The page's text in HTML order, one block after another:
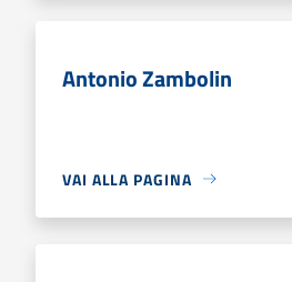
Antonio Zambolin
VAI ALLA PAGINA